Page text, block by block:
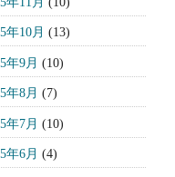
年10月 (13)
年9月 (10)
年8月 (7)
年7月 (10)
年6月 (4)